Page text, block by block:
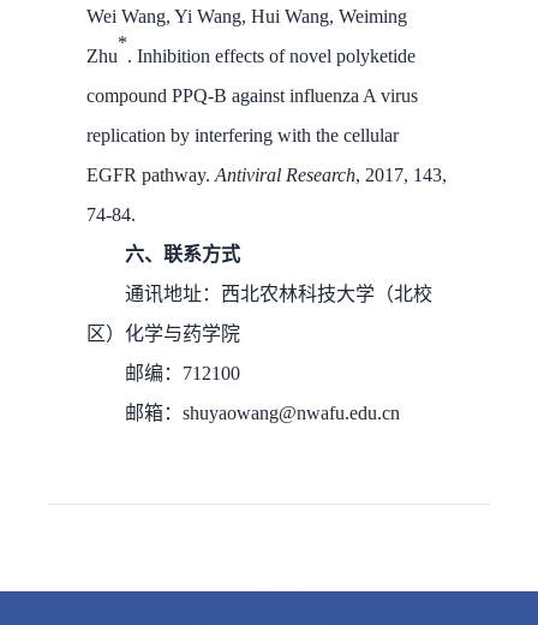
Wei Wang, Yi Wang, Hui Wang, Weiming
Zhu
*
. Inhibition effects of novel polyketide
compound PPQ-B against influenza A virus
replication by interfering with the cellular
EGFR pathway. Antiviral Research, 2017, 143,
74-84.
六、联系方式
通讯地址：西北农林科技大学（北校
区）化学与药学院
邮编：712100
邮箱：shuyaowang@nwafu.edu.cn